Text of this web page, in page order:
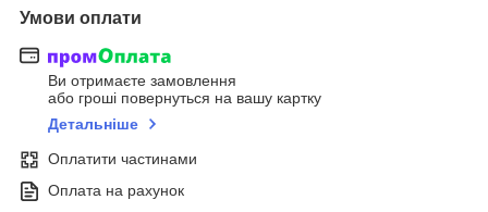
Умови оплати
Ви отримаєте замовлення
або гроші повернуться на вашу картку
Детальніше
Оплатити частинами
Оплата на рахунок